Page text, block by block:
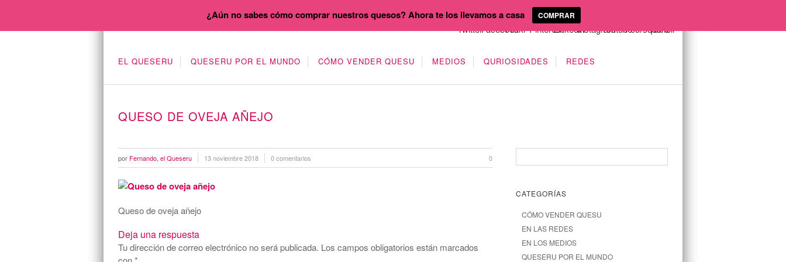
EL QUESERU QUESERU POR EL MUNDO CÓMO VENDER QUESU MEDIOS QURIOSIDADES REDES
QUESO DE OVEJA AÑEJO
por Fernando, el Queseru 13 noviembre 2018 0 comentarios 0
Queso de oveja añejo
Deja una respuesta
Tu dirección de correo electrónico no será publicada. Los campos obligatorios están marcados
CATEGORÍAS
CÓMO VENDER QUESU
EN LAS REDES
EN LOS MEDIOS
QUESERU POR EL MUNDO
¿Aún no sabes cómo comprar nuestros quesos? Ahora te los llevamos a casa COMPRAR